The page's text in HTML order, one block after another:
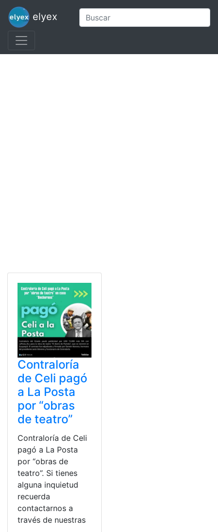
elyex
Contraloría
de Celi pagó
a La Posta
por “obras
de teatro”
Contraloría de Celi
pagó a La Posta
por “obras de
teatro”. Si tienes
alguna inquietud
recuerda
contactarnos a
través de nuestras